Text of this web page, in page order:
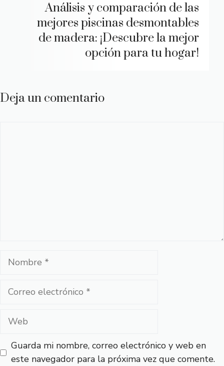
Análisis y comparación de las
mejores piscinas desmontables
de madera: ¡Descubre la mejor
opción para tu hogar!
Deja un comentario
Nombre
Correo
Web
Guarda mi nombre, correo electrónico y web en
este navegador para la próxima vez que comente.